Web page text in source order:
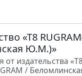
«Т8
Ю.М.)»
издательства
/